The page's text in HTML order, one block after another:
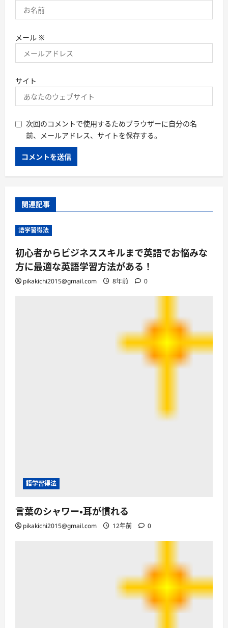
メール ※
サイト
次回のコメントで使用するためブラウザーに自分の名
前、メールアドレス、サイトを保存する。
関連記事
語学習得法
初心者からビジネススキルまで英語でお悩みな
方に最適な英語学習方法がある！
pikakichi2015@gmail.com 8年前 0
語学習得法
言葉のシャワー・耳が慣れる
pikakichi2015@gmail.com 12年前 0